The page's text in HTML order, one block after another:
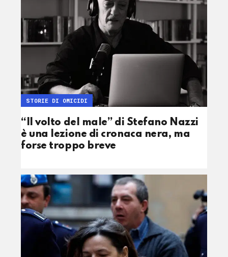
“Il volto del male” di Stefano Nazzi
è una lezione di cronaca nera, ma
forse troppo breve
STORIE DI OMICIDI